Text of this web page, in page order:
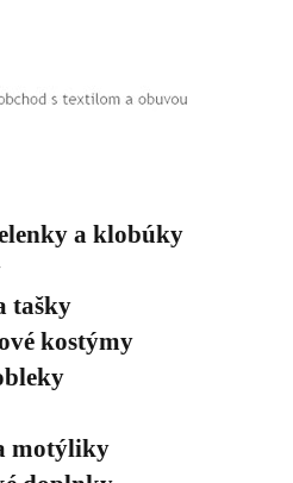
a klobúky
tašky
kostýmy
motýliky